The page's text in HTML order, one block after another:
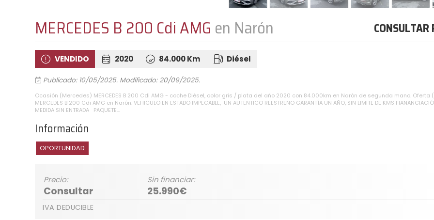
MERCEDES B 200 Cdi AMG en Narón CONSULTAR
VENDIDO 2020 84.000 Km Diésel
Publicado: 10/05/2025. Modificado: 20/09/2025.
Ocasión (Mercedes) MERCEDES B 200 Cdi AMG - coche Diésel, color gris / plata del año 2020 con 84.000km en Narón de segunda mano. Oferta
MERCEDES B 200 Cdi AMG en Narón. VEHICULO EN ESTADO IMPECABLE, UN AUTENTICO REESTRENO GARANTÍA UN AÑO, SIN LIMITE DE KMS
MEDIDA SIN ENTRADA PAQUETE...
Información
OPORTUNIDAD
Precio:
Consultar
Sin financiar:
25.990€
IVA DEDUCIBLE